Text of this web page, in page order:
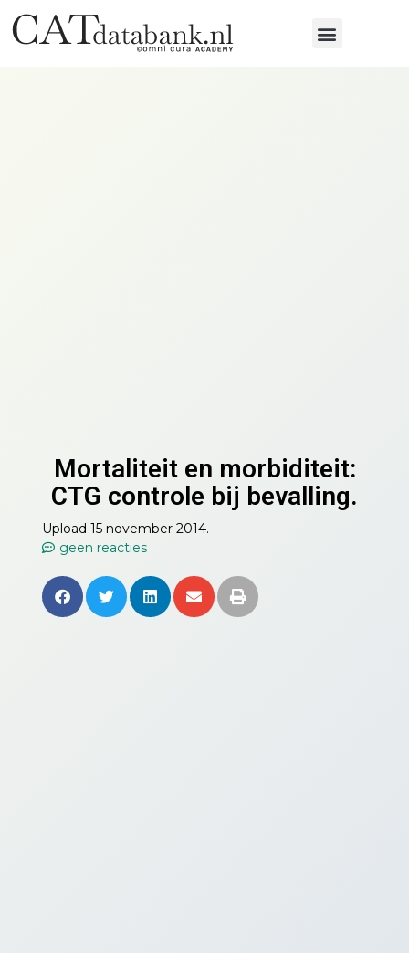
Mortaliteit en morbiditeit:
CTG controle bij bevalling.
Upload 15 november 2014.
geen reacties